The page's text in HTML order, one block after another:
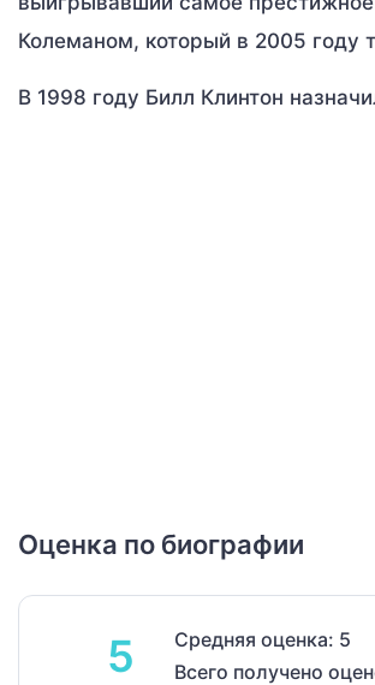
Колеманом, который в 2005 году
В 1998 году Билл Клинтон
Оценка по биографии
5
Средняя оценка: 5
Всего получено